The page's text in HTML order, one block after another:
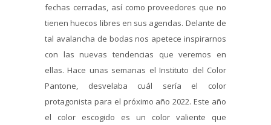
fechas cerradas, así como proveedores que no
tienen huecos libres en sus agendas. Delante de
tal avalancha de bodas nos apetece inspirarnos
con las nuevas tendencias que veremos en
ellas. Hace unas semanas el Instituto del Color
Pantone, desvelaba cuál sería el color
protagonista para el próximo año 2022. Este año
el color escogido es un color valiente que